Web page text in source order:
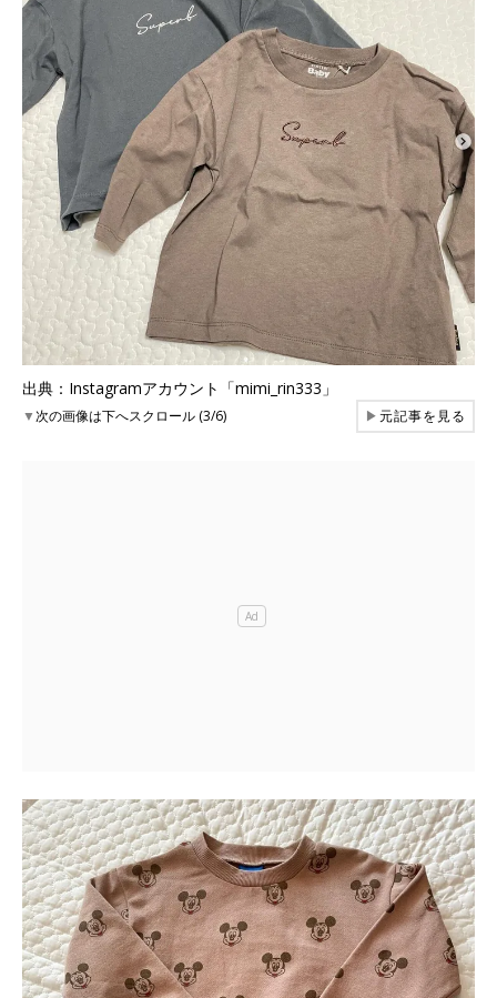
出典：Instagramアカウント「mimi_rin333」
▼次の画像は下へスクロール (3/6) ▶元記事を見る